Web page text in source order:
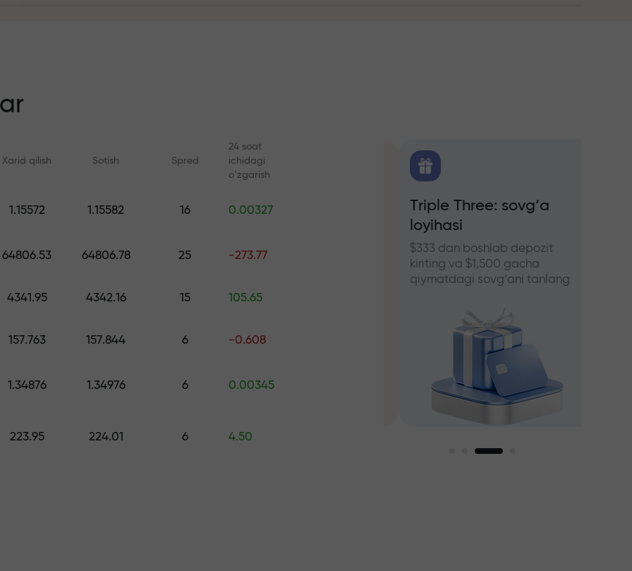
uchun
jekpoti
$1,500 gacha qiymatdagi sovg‘ani tanlang
— foydangiz
— bozordagi
Xarid qilish Sotish Spred
24 soat
ichidagi
o‘zgarish
1.15572 1.15582 16 0.00327
64806.53 64806.78 25 -273.77
4341.95 4342.16 15 105.65
157.763 157.844 6 -0.608
1.34876 1.34976 6 0.00345
223.95 224.01 6 4.50
Onlayn kurslar
va vebinarlar
FX.CO bilan analitika
Triple Three: sovg‘a
loyihasi
$333 dan boshlab depozit
kiriting va $1,500 gacha
qiymatdagi sovg‘ani tanlang